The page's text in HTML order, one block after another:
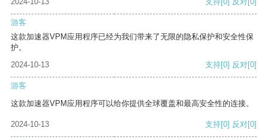
游客
这款加速器VPM应用程序已经为我们带来了无限的隐私保护和安全性保
护。
2024-10-13
支持[0] 反对[0]
游客
这款加速器VPM应用程序可以给你提供全球覆盖和最高安全性的连接。
2024-10-13 支持[0] 反对[0]